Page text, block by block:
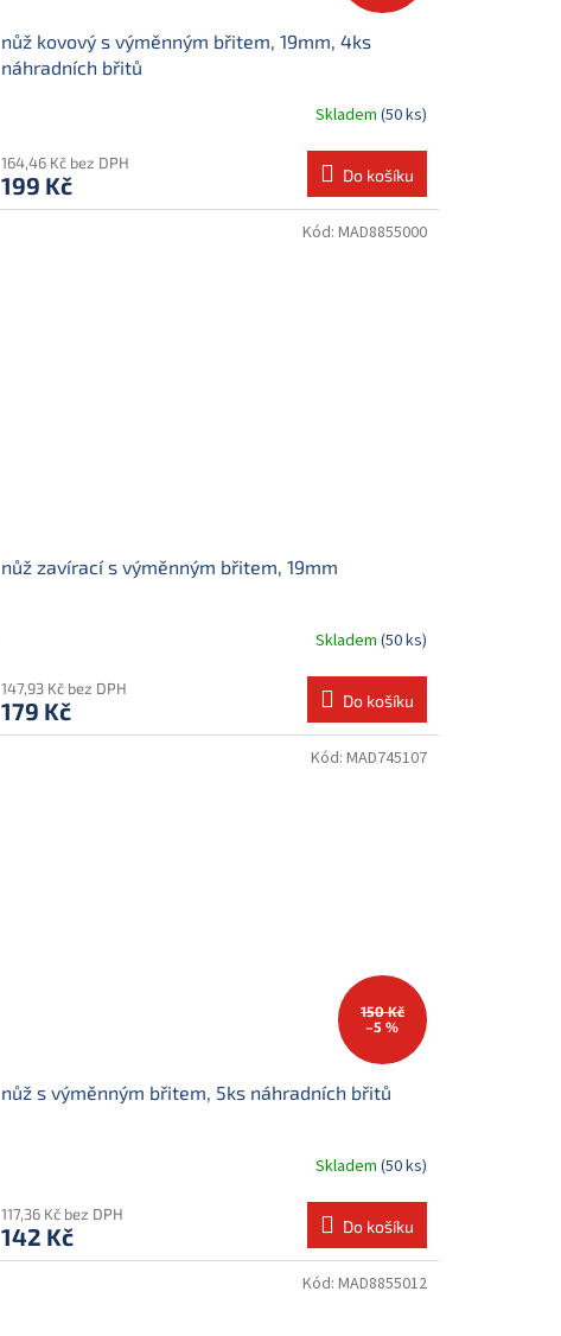
nůž kovový s výměnným břitem, 19mm, 4ks
náhradních břitů
Skladem (50 ks)
164,46 Kč bez DPH
199 Kč Do košíku
nůž zavírací s výměnným břitem, 19mm
Skladem (50 ks)
147,93 Kč bez DPH
179 Kč Do košíku
Kód: MAD8855000
150 Kč
–5 %
nůž s výměnným břitem, 5ks náhradních břitů
Skladem (50 ks)
117,36 Kč bez DPH
142 Kč Do košíku
Kód: MAD745107
Kód: MAD8855012